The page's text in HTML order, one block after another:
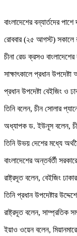
বাংলাদেশের বন্যার্তদের
রোববার (২৫ আগস্ট) সকালে
চীনা রেড ক্রসও
সাক্ষাৎকালে প্রধান
প্রধান উপদেষ্টা বেইজিং ও
তিনি বলেন, চীন সোলার
অধ্যাপক ড. ইউনূস বলেন,
তিনি উভয় দেশের মধ্যে
বাংলাদেশের অন্তর্বর্তী
রাষ্ট্রদূত বলেন, বেইজিং
তিনি প্রধান উপদেষ্টার
রাষ্ট্রদূত বলেন, সাম্প্রতিক
ইয়াও ওয়েন বলেন,